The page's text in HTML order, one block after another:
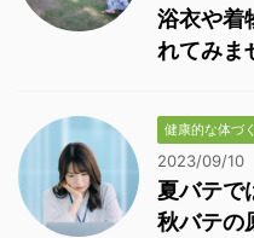
浴衣や着
れてみま
健康的な体づ
2023/09/10
夏バテで
秋バテの